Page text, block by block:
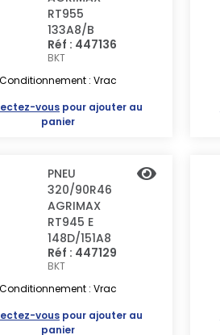
RT955
133A8/B
Réf : 447136
BKT
: Vrac
vous pour ajouter au
panier
PNEU
320/90R46
AGRIMAX
RT945 E
148D/151A8
Réf : 447129
BKT
: Vrac
vous pour ajouter au
panier